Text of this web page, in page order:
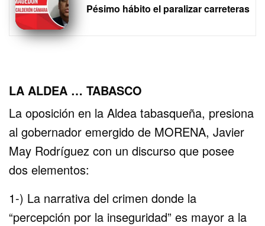
Pésimo hábito el paralizar carreteras
LA ALDEA … TABASCO
La oposición en la Aldea tabasqueña, presiona
al gobernador emergido de MORENA, Javier
May Rodríguez con un discurso que posee
dos elementos:
1-) La narrativa del crimen donde la
“percepción por la inseguridad” es mayor a la